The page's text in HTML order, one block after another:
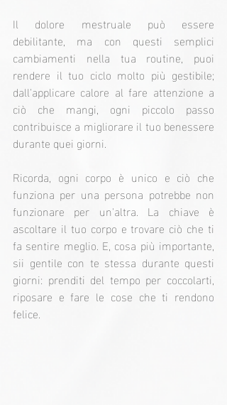
Il dolore mestruale può essere
debilitante, ma con questi semplici
cambiamenti nella tua routine, puoi
rendere il tuo ciclo molto più gestibile;
dall'applicare calore al fare attenzione a
ciò che mangi, ogni piccolo passo
contribuisce a migliorare il tuo benessere
durante quei giorni.
Ricorda, ogni corpo è unico e ciò che
funziona per una persona potrebbe non
funzionare per un'altra. La chiave è
ascoltare il tuo corpo e trovare ciò che ti
fa sentire meglio. E, cosa più importante,
sii gentile con te stessa durante questi
giorni: prenditi del tempo per coccolarti,
riposare e fare le cose che ti rendono
felice.